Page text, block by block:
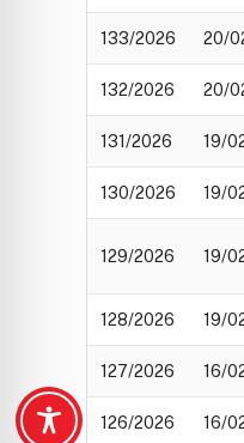
133/2026 20/
132/2026 20/
131/2026 19/
130/2026 19/
129/2026 19/
128/2026 19/
127/2026 16/
126/2026 16/